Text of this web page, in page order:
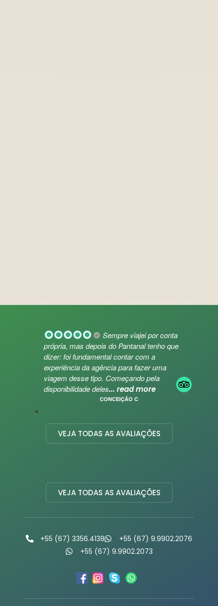
Sempre viajei por conta
própria, mas depois do Pantanal tenho que
dizer: foi fundamental contar com a
experiência da agência para fazer uma
viagem desse tipo. Começando pela
disponibilidade deles... read more
CONCEIÇÃO C
VEJA TODAS AS AVALIAÇÕES
VEJA TODAS AS AVALIAÇÕES
+55 (67) 3356.4138
+55 (67) 9.9902.2076
+55 (67) 9.9902.2073